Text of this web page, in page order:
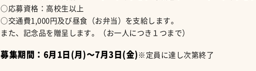
○応募資格：高校生以上
○交通費1,000円及び昼食（お弁当）を支給します。
また、記念品を贈呈します。（お一人につき１つまで）
募集期間：6月1日(月)～7月3日(金)※定員に達し次第終了